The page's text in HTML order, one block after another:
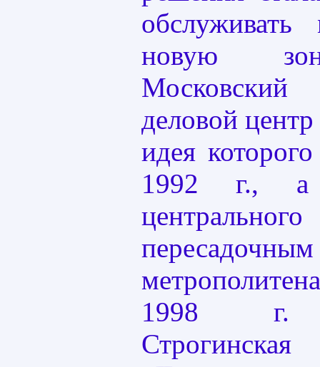
обслуживать
новую
Московский
деловой
идея
1992 г., а
1998 г.